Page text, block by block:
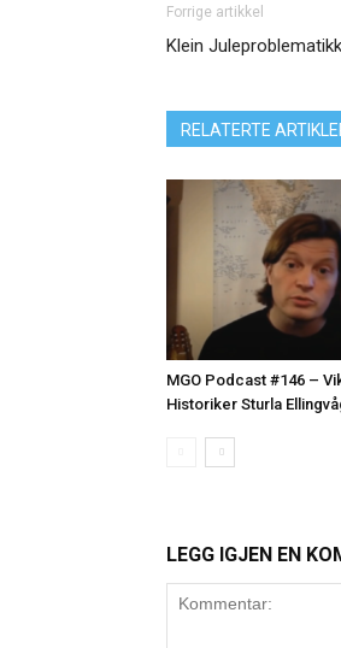
Forrige artikkel
Klein
RELATERTE
MGO Podcast #146 –
Historiker Sturla
LEGG IGJEN EN